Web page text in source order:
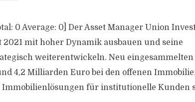
0 Average: 0] Der Asset Manager Union
mit hoher Dynamik ausbauen und seine
weiterentwickeln. Neu
4,2 Milliarden Euro bei den offenen
für institutionelle Kunden